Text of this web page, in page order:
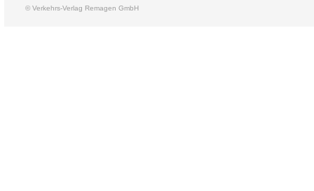
© Verkehrs-Verlag Remagen GmbH